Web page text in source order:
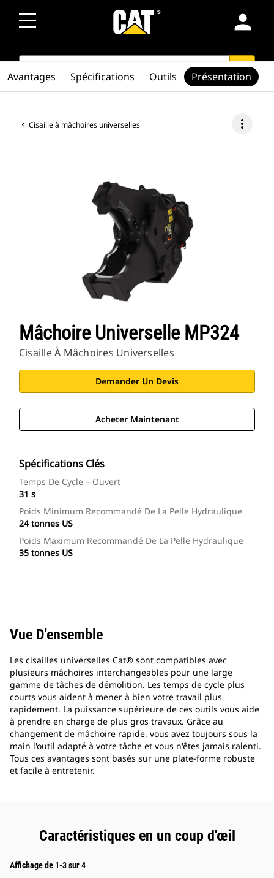
person
SEARCH search
Cisaille à mâchoires universelles more_vert
Mâchoire Universelle MP324
Cisaille À Mâchoires Universelles
Demander Un Devis
Acheter Maintenant
Spécifications Clés
Temps De Cycle – Ouvert
31 s
Poids Minimum Recommandé De La Pelle Hydraulique
24 tonnes US
Poids Maximum Recommandé De La Pelle Hydraulique
35 tonnes US
Avantages Spécifications Outils Présentation
Vue D'ensemble
Les cisailles universelles Cat® sont compatibles avec
plusieurs mâchoires interchangeables pour une large
gamme de tâches de démolition. Les temps de cycle plus
courts vous aident à mener à bien votre travail plus
rapidement. La puissance supérieure de ces outils vous aide
à prendre en charge de plus gros travaux. Grâce au
changement de mâchoire rapide, vous avez toujours sous la
main l'outil adapté à votre tâche et vous n'êtes jamais ralenti.
Tous ces avantages sont basés sur une plate-forme robuste
et facile à entretenir.
Caractéristiques en un coup d'œil
Affichage de 1-3 sur 4